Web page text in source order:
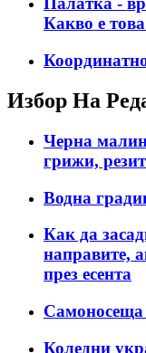
Какво е
Избор На
Черна
грижи,
Водна
Как да
направите,
през есента
Самоносеща
Коледни